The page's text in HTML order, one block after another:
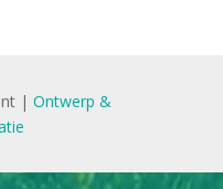
| Ontwerp &